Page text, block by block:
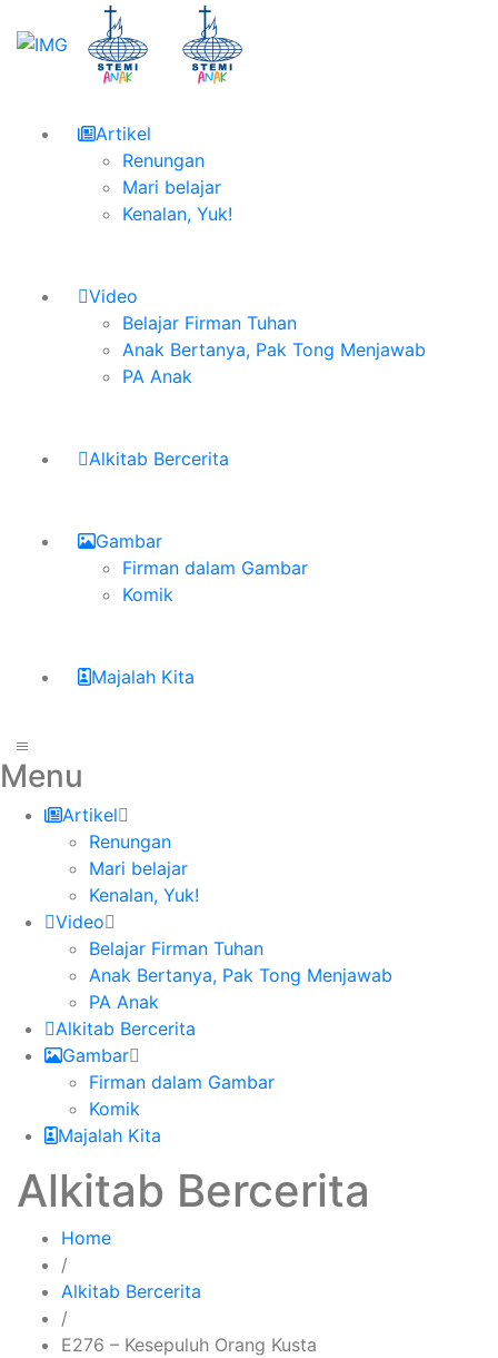
Artikel
Renungan
Mari belajar
Kenalan, Yuk!
Video
Belajar Firman Tuhan
Anak Bertanya, Pak Tong Menjawab
PA Anak
Alkitab Bercerita
Gambar
Firman dalam Gambar
Komik
Majalah Kita
Menu
Artikel
Renungan
Mari belajar
Kenalan, Yuk!
Video
Belajar Firman Tuhan
Anak Bertanya, Pak Tong Menjawab
PA Anak
Alkitab Bercerita
Gambar
Firman dalam Gambar
Komik
Majalah Kita
Alkitab Bercerita
Home
/
Alkitab Bercerita
/
E276 – Kesepuluh Orang Kusta